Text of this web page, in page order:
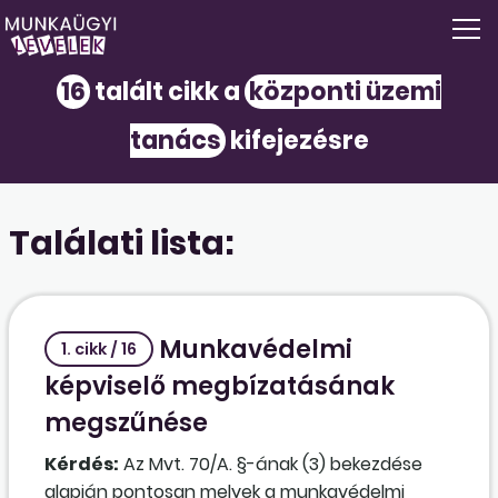
16 talált cikk a központi üzemi
tanácskifejezésre
Találati lista:
1. cikk / 16
Munkavédelmi
képviselő megbízatásának
megszűnése
Kérdés: Az Mvt. 70/A. §-ának (3) bekezdése
alapján pontosan melyek a munkavédelmi